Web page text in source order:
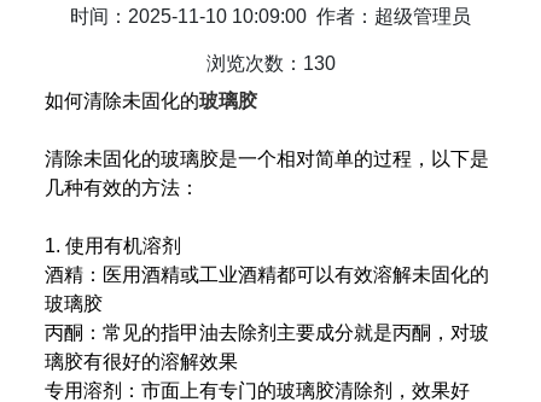
时间：2025-11-10 10:09:00 作者：超级管理员
浏览次数：130
如何清除未固化的玻璃胶
清除未固化的玻璃胶是一个相对简单的过程，以下是
几种有效的方法：
1. 使用有机溶剂
酒精‌：医用酒精或工业酒精都可以有效溶解未固化的
玻璃胶
丙酮‌：常见的指甲油去除剂主要成分就是丙酮，对玻
璃胶有很好的溶解效果
专用溶剂‌：市面上有专门的玻璃胶清除剂，效果好